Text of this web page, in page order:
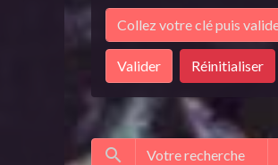
Valider Réinitialiser